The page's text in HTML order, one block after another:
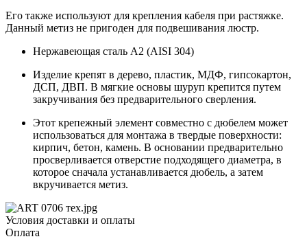
Его также используют для крепления кабеля при растяжке.
Данный метиз не пригоден для подвешивания люстр.
Нержавеющая сталь A2 (AISI 304)
Изделие крепят в дерево, пластик, МДФ, гипсокартон,
ДСП, ДВП. В мягкие основы шуруп крепится путем
закручивания без предварительного сверления.
Этот крепежный элемент совместно с дюбелем может
использоваться для монтажа в твердые поверхности:
кирпич, бетон, камень. В основании предварительно
просверливается отверстие подходящего диаметра, в
которое сначала устанавливается дюбель, а затем
вкручивается метиз.
Условия доставки и оплаты
Оплата